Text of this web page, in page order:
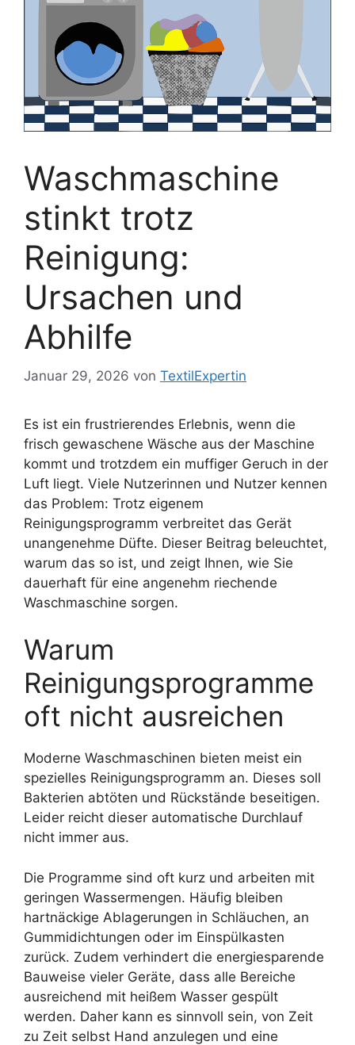
Waschmaschine
stinkt trotz
Reinigung:
Ursachen und
Abhilfe
Januar 29, 2026 von TextilExpertin
Es ist ein frustrierendes Erlebnis, wenn die
frisch gewaschene Wäsche aus der Maschine
kommt und trotzdem ein muffiger Geruch in der
Luft liegt. Viele Nutzerinnen und Nutzer kennen
das Problem: Trotz eigenem
Reinigungsprogramm verbreitet das Gerät
unangenehme Düfte. Dieser Beitrag beleuchtet,
warum das so ist, und zeigt Ihnen, wie Sie
dauerhaft für eine angenehm riechende
Waschmaschine sorgen.
Warum
Reinigungsprogramme
oft nicht ausreichen
Moderne Waschmaschinen bieten meist ein
spezielles Reinigungsprogramm an. Dieses soll
Bakterien abtöten und Rückstände beseitigen.
Leider reicht dieser automatische Durchlauf
nicht immer aus.
Die Programme sind oft kurz und arbeiten mit
geringen Wassermengen. Häufig bleiben
hartnäckige Ablagerungen in Schläuchen, an
Gummidichtungen oder im Einspülkasten
zurück. Zudem verhindert die energiesparende
Bauweise vieler Geräte, dass alle Bereiche
ausreichend mit heißem Wasser gespült
werden. Daher kann es sinnvoll sein, von Zeit
zu Zeit selbst Hand anzulegen und eine